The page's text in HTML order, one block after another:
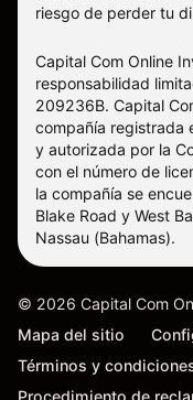
riesgo de perder tu
Capital Com Online
responsabilidad
209236B. Capital
compañía registrada
y autorizada por la
con el número de
la compañía se
Blake Road y West
Nassau (Bahamas).
© 2026 Capital Com
Mapa del sitio
Términos y
Procedimiento de